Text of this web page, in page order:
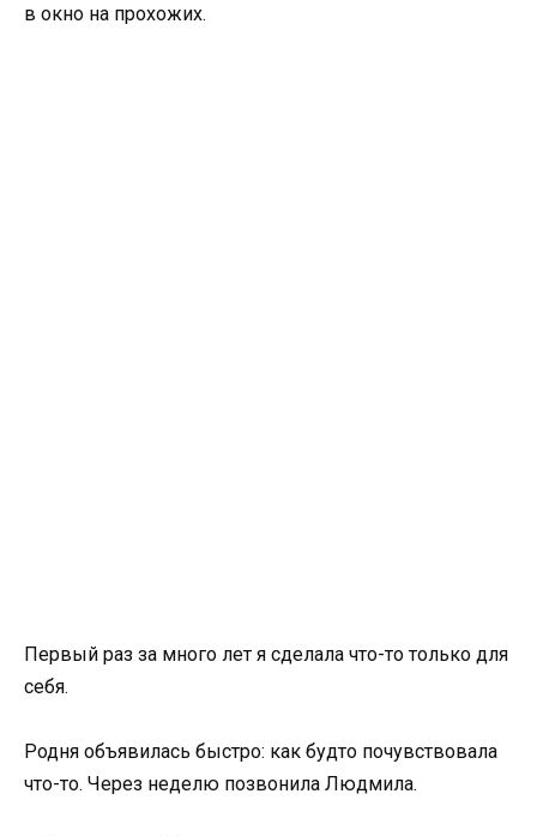
в окно на прохожих.
Первый раз за много лет я сделала что-то только для
себя.
Родня объявилась быстро: как будто почувствовала
что-то. Через неделю позвонила Людмила.